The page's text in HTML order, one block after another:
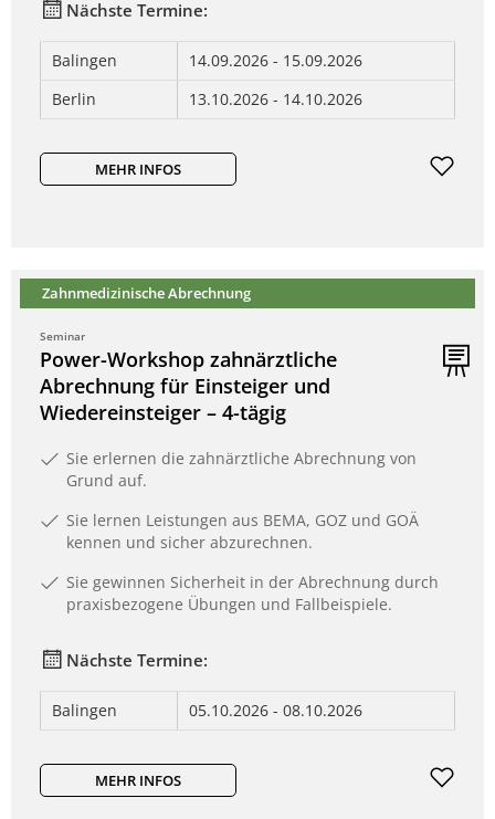
Nächste Termine:
Balingen
14.09.2026 - 15.09.2026
Berlin
13.10.2026 - 14.10.2026
MEHR INFOS
Zahnmedizinische Abrechnung
Seminar
Power-Workshop zahnärztliche
Abrechnung für Einsteiger und
Wiedereinsteiger – 4-tägig
Sie erlernen die zahnärztliche Abrechnung von
Grund auf.
Sie lernen Leistungen aus BEMA, GOZ und GOÄ
kennen und sicher abzurechnen.
Sie gewinnen Sicherheit in der Abrechnung durch
praxisbezogene Übungen und Fallbeispiele.
Nächste Termine:
Balingen 05.10.2026 - 08.10.2026
MEHR INFOS